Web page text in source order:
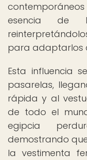
esencia de
para adaptarlos
Esta influencia
pasarelas,
rápida y al
de todo el
egipcia
demostrando
la vestimenta